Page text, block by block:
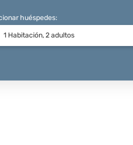
huéspedes:
1 Habitación,2 adultos